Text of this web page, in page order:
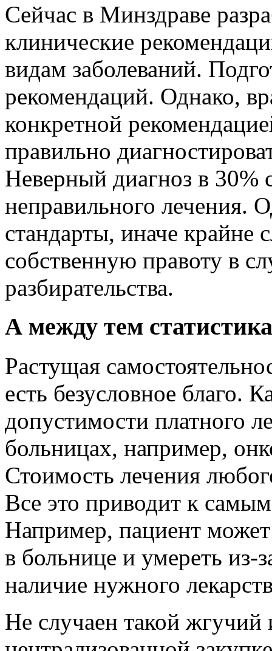
Сейчас в Минздраве
клинические
видам заболеваний.
рекомендаций. Однако,
конкретной
правильно
Неверный диагноз в 30%
неправильного лечения.
стандарты, иначе крайне
собственную правоту в
разбирательства.
А между тем
Растущая
есть безусловное благо.
допустимости платного
больницах, например,
Стоимость лечения
Все это приводит к
Например, пациент
в больнице и умереть из-
наличие нужного
Не случаен такой жгучий